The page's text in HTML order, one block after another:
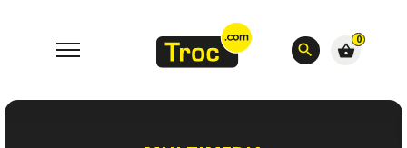
search
0
shopping_basket